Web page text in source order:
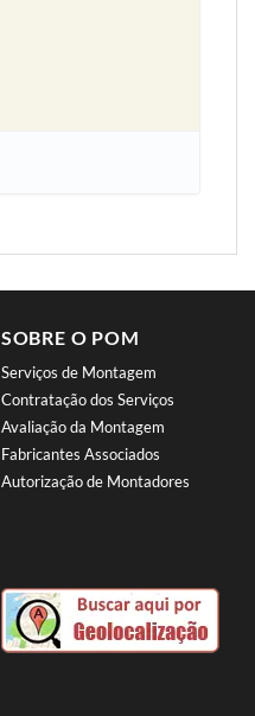
SOBRE O POM
Serviços de Montagem
Contratação dos Serviços
Avaliação da Montagem
Fabricantes Associados
Autorização de Montadores